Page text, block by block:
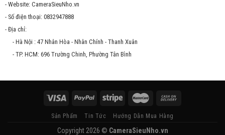
- Website: CameraSieuNho.vn
- Số điện thoại: 0832947888
- Địa chỉ:
- Hà Nội : 47 Nhân Hòa - Nhân Chính - Thanh Xuân
- TP. HCM: 696 Trường Chinh, Phường Tân Bình
Sản Phẩm Tin Tức Hướng Dẫn Mua Hàng
Copyright 2026 © CameraSieuNho.vn